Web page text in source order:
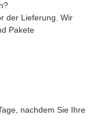
der Lieferung. Wir
Pakete
nachdem Sie Ihre